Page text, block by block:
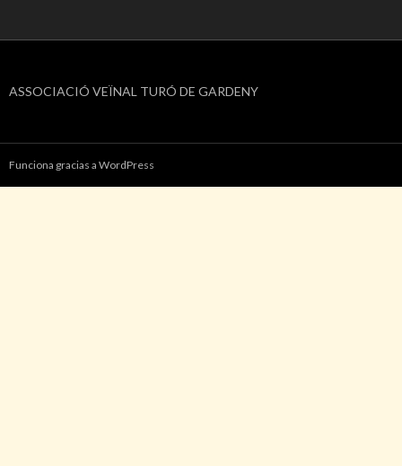
ASSOCIACIÓ VEÏNAL TURÓ DE GARDENY
Funciona gracias a WordPress